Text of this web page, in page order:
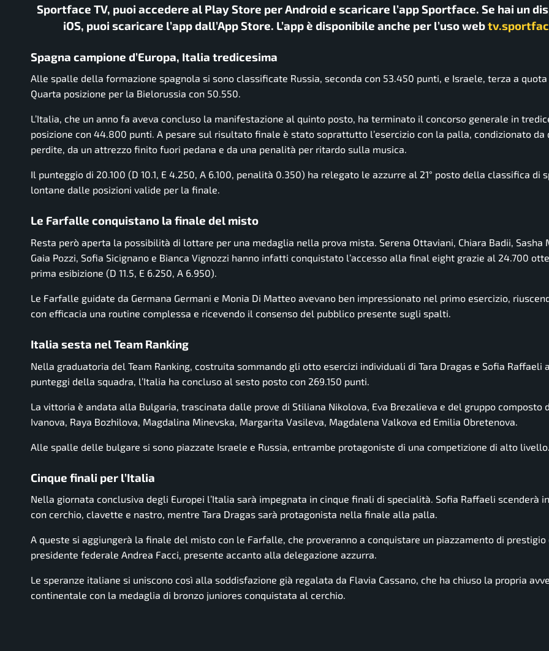
Sportface TV, puoi accedere al Play Store per Android e scaricare l’app Sportface. Se hai un
iOS, puoi scaricare l’app dall’App Store. L’app è disponibile anche per l’uso web
Spagna campione d’Europa, Italia tredicesima
Alle spalle della formazione spagnola si sono classificate Russia, seconda con 53.450 punti, e Israele, terza a quota
Quarta posizione per la Bielorussia con 50.550.
L’Italia, che un anno fa aveva concluso la manifestazione al quinto posto, ha terminato il concorso generale in
posizione con 44.800 punti. A pesare sul risultato finale è stato soprattutto l’esercizio con la palla, condizionato da
perdite, da un attrezzo finito fuori pedana e da una penalità per ritardo sulla musica.
Il punteggio di 20.100 (D 10.1, E 4.250, A 6.100, penalità 0.350) ha relegato le azzurre al 21° posto della classifica di
lontane dalle posizioni valide per la finale.
Le Farfalle conquistano la finale del misto
Resta però aperta la possibilità di lottare per una medaglia nella prova mista. Serena Ottaviani, Chiara Badii, Sasha
Gaia Pozzi, Sofia Sicignano e Bianca Vignozzi hanno infatti conquistato l’accesso alla final eight grazie al 24.700
prima esibizione (D 11.5, E 6.250, A 6.950).
Le Farfalle guidate da Germana Germani e Monia Di Matteo avevano ben impressionato nel primo esercizio,
con efficacia una routine complessa e ricevendo il consenso del pubblico presente sugli spalti.
Italia sesta nel Team Ranking
Nella graduatoria del Team Ranking, costruita sommando gli otto esercizi individuali di Tara Dragas e Sofia Raffaeli
punteggi della squadra, l’Italia ha concluso al sesto posto con 269.150 punti.
La vittoria è andata alla Bulgaria, trascinata dalle prove di Stiliana Nikolova, Eva Brezalieva e del gruppo composto
Ivanova, Raya Bozhilova, Magdalina Minevska, Margarita Vasileva, Magdalena Valkova ed Emilia Obretenova.
Alle spalle delle bulgare si sono piazzate Israele e Russia, entrambe protagoniste di una competizione di alto livello.
Cinque finali per l’Italia
Nella giornata conclusiva degli Europei l’Italia sarà impegnata in cinque finali di specialità. Sofia Raffaeli scenderà
con cerchio, clavette e nastro, mentre Tara Dragas sarà protagonista nella finale alla palla.
A queste si aggiungerà la finale del misto con le Farfalle, che proveranno a conquistare un piazzamento di prestigio
presidente federale Andrea Facci, presente accanto alla delegazione azzurra.
Le speranze italiane si uniscono così alla soddisfazione già regalata da Flavia Cassano, che ha chiuso la propria
continentale con la medaglia di bronzo juniores conquistata al cerchio.